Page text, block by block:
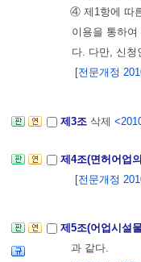
④ 제1항에 따
이용을 통하
다. 다만, 신청
[전문개정
제3조 삭제
제4조(면허어업
[전문개정
제5조(어업시설
과 같다.